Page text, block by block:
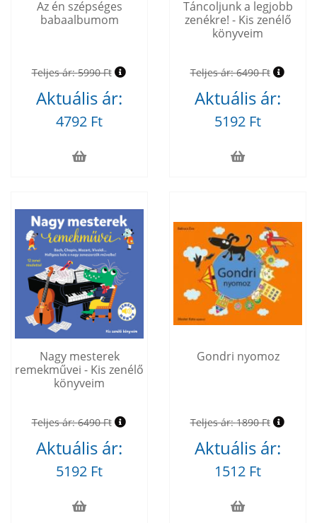
Az én szépséges
babaalbumom
Teljes ár:5990 Ft
Aktuális ár:
4792 Ft
Táncoljunk a legjobb
zenékre! - Kis zenélő
könyveim
Teljes ár:6490 Ft
Aktuális ár:
5192 Ft
Nagy mesterek
remekművei - Kis zenélő
könyveim
Teljes ár:6490 Ft
Aktuális ár:
5192 Ft
Gondri nyomoz
Teljes ár:1890 Ft
Aktuális ár:
1512 Ft